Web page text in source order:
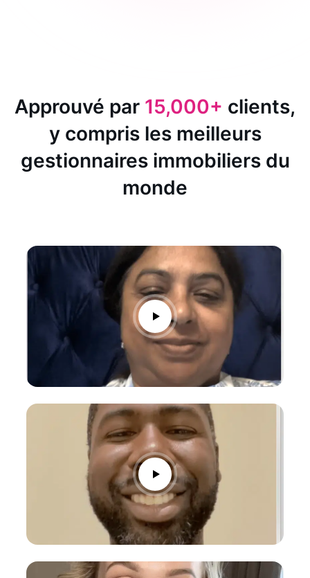
Approuvé par 15,000+ clients,
y compris les meilleurs
gestionnaires immobiliers du
monde